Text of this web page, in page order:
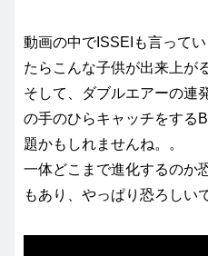
動画の中でISSEIも言って
たらこんな子供が出来上が
そして、ダブルエアーの連
の手のひらキャッチをする
題かもしれませんね。。
一体どこまで進化するのか
もあり、やっぱり恐ろしい